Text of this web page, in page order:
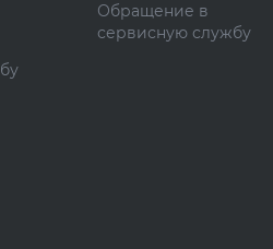
Обращение в
сервисную службу